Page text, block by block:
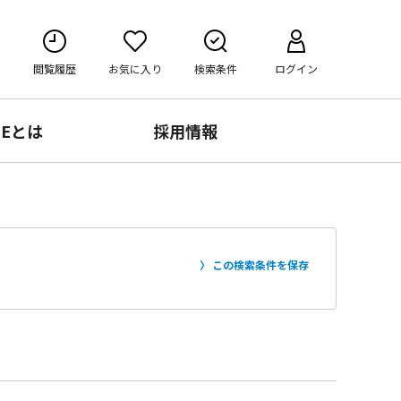
閲覧履歴 お気に入り 検索条件 ログイン
とは 採用情報
この検索条件を保存